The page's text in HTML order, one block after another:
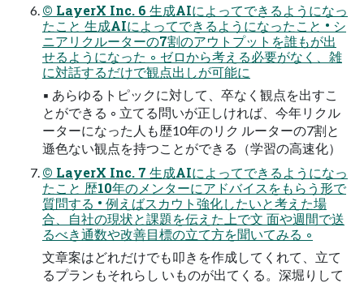
© LayerX Inc. 6 ⽣成AIによってできるようになっ
たこと ⽣成AIによってできるようになったこと • シ
ニアリクルーターの7割のアウトプットを誰もが出
せるようになった ◦ ゼロから考える必要がなく、雑
に対話するだけで観点出しが可能に
▪ あらゆるトピックに対して、卒なく観点を出すこ
とができる ◦ ⽴てる問いが正しければ、今年リクル
ーターになった⼈も歴10年のリク ルーターの7割と
遜⾊ない観点を持つことができる（学習の⾼速化）
© LayerX Inc. 7 ⽣成AIによってできるようになっ
たこと 歴10年のメンターにアドバイスをもらう形で
質問する • 例えばスカウト強化したいと考えた場
合、⾃社の現状と課題を伝えた上で⽂ ⾯や週間で送
るべき通数や改善⽬標の⽴て⽅を聞いてみる ◦
⽂章案はどれだけでも叩きを作成してくれて、⽴て
るプランもそれらし いものが出てくる。深堀りして